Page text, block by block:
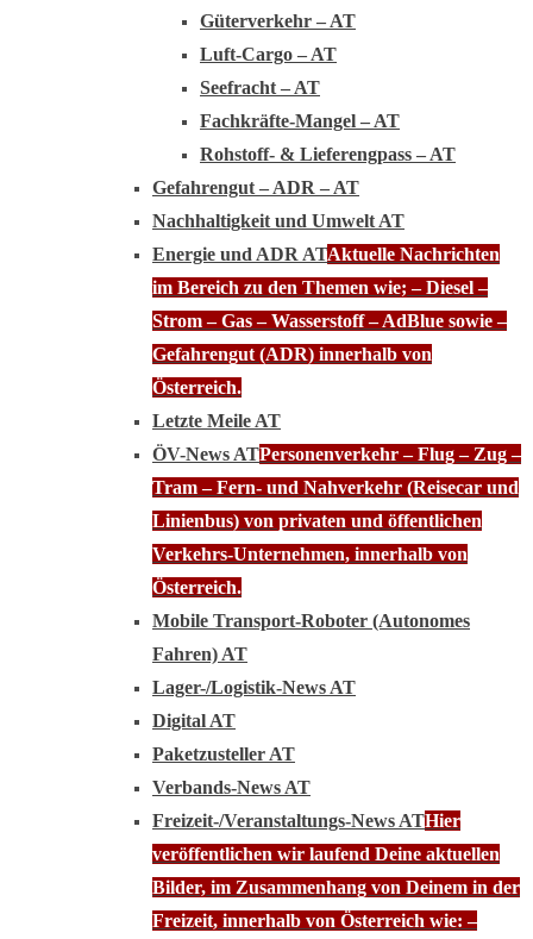
Güterverkehr – AT
Luft-Cargo – AT
Seefracht – AT
Fachkräfte-Mangel – AT
Rohstoff- & Lieferengpass – AT
Gefahrengut – ADR – AT
Nachhaltigkeit und Umwelt AT
Energie und ADR ATAktuelle Nachrichten
im Bereich zu den Themen wie; – Diesel –
Strom – Gas – Wasserstoff – AdBlue sowie –
Gefahrengut (ADR) innerhalb von
Österreich.
Letzte Meile AT
ÖV-News ATPersonenverkehr – Flug – Zug –
Tram – Fern- und Nahverkehr (Reisecar und
Linienbus) von privaten und öffentlichen
Verkehrs-Unternehmen, innerhalb von
Österreich.
Mobile Transport-Roboter (Autonomes
Fahren) AT
Lager-/Logistik-News AT
Digital AT
Paketzusteller AT
Verbands-News AT
Freizeit-/Veranstaltungs-News ATHier
veröffentlichen wir laufend Deine aktuellen
Bilder, im Zusammenhang von Deinem in der
Freizeit, innerhalb von Österreich wie: –